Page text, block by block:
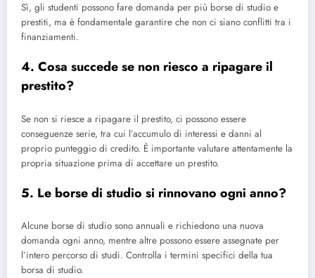
Sì, gli studenti possono fare domanda per più borse di studio e
prestiti, ma è fondamentale garantire che non ci siano conflitti tra i
finanziamenti.
4. Cosa succede se non riesco a ripagare il
prestito?
Se non si riesce a ripagare il prestito, ci possono essere
conseguenze serie, tra cui l’accumulo di interessi e danni al
proprio punteggio di credito. È importante valutare attentamente la
propria situazione prima di accettare un prestito.
5. Le borse di studio si rinnovano ogni anno?
Alcune borse di studio sono annuali e richiedono una nuova
domanda ogni anno, mentre altre possono essere assegnate per
l’intero percorso di studi. Controlla i termini specifici della tua
borsa di studio.